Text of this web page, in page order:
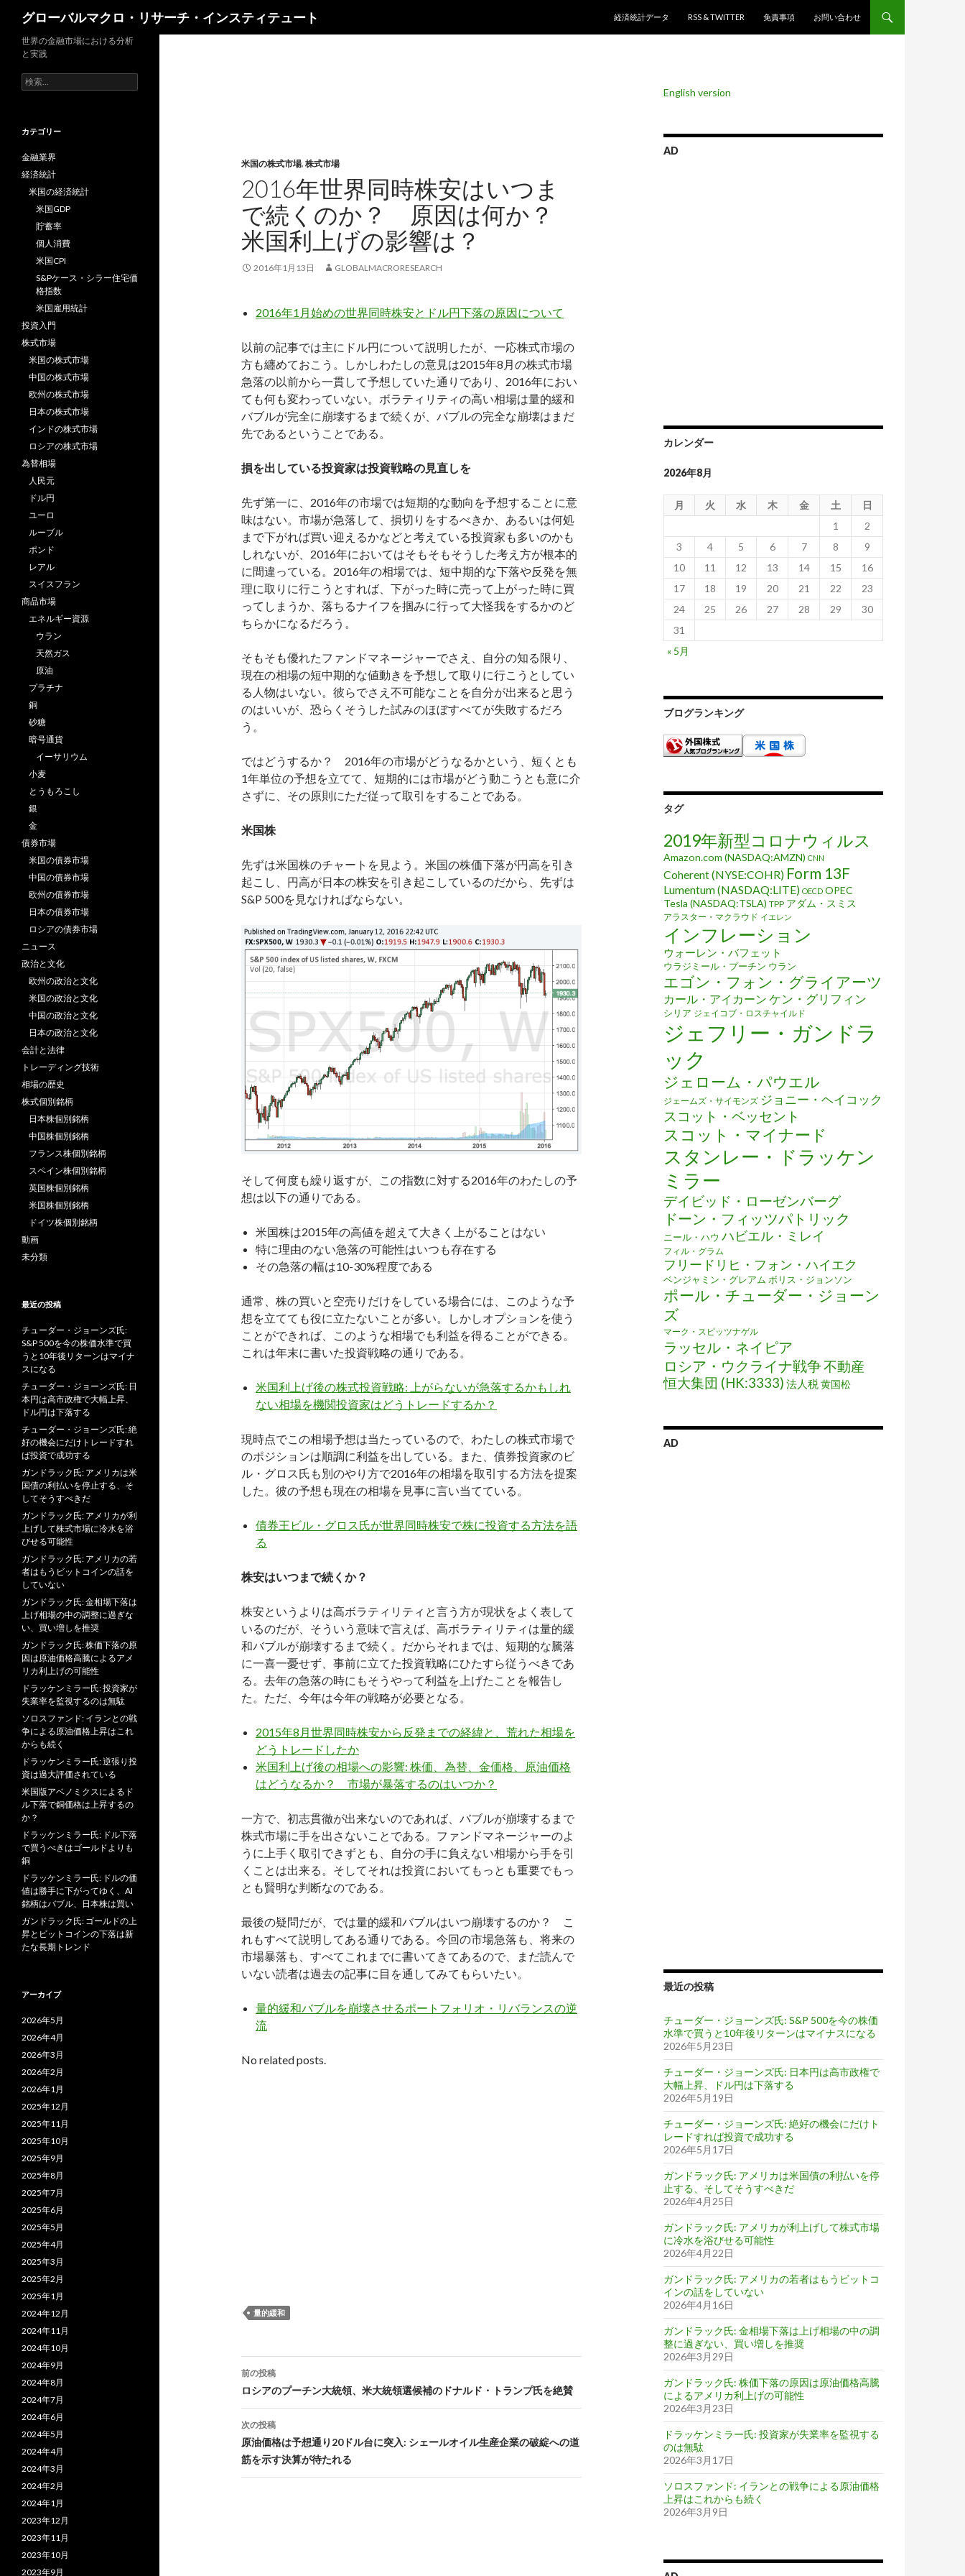
グローバルマクロ・リサーチ・インスティテュート
経済統計データ
RSS & TWITTER 免責事項 お問い合わせ
米国の株式市場, 株式市場
2016年世界同時株安はいつま
で続くのか？ 原因は何か？
米国利上げの影響は？
2016年1月13日 GLOBALMACRORESEARCH
2016年1月始めの世界同時株安とドル円下落の原因について
以前の記事では主にドル円について説明したが、一応株式市場の
方も纏めておこう。しかしわたしの意見は2015年8月の株式市場
急落の以前から一貫して予想していた通りであり、2016年におい
ても何も変わっていない。ボラティリティの高い相場は量的緩和
バブルが完全に崩壊するまで続くが、バブルの完全な崩壊はまだ
先であるということである。
損を出している投資家は投資戦略の見直しを
先ず第一に、2016年の市場では短期的な動向を予想することに意
味はない。市場が急落して、損切りをするべきか、あるいは何処
まで下がれば買い迎えるかなどと考えている投資家も多いのかも
しれないが、2016年においてはそもそもそうした考え方が根本的
に間違っている。2016年の相場では、短中期的な下落や反発を無
理に取りに行こうとすれば、下がった時に売って上がった時に買
ってしまうか、落ちるナイフを掴みに行って大怪我をするかのど
ちらかになるだろう。
そもそも優れたファンドマネージャーでさえ、自分の知る限り、
現在の相場の短中期的な値動きを予想して取りに行こうとしてい
る人物はいない。彼らでさえ不可能なことを自分が出来ると思う
のはいいが、恐らくそうした試みのほぼすべてが失敗するだろ
う。
ではどうするか？ 2016年の市場がどうなるかという、短くとも
1年単位の予想を立てて、短期的には市場がどう動こうとも意に介
さずに、その原則にただ従って取引をすることである。
米国株
先ずは米国株のチャートを見よう。米国の株価下落が円高を引き
起こし、円高が日本の株安を引き起こしているのだから、先ずは
S&P 500を見なければならない。
そして何度も繰り返すが、この指数に対する2016年のわたしの予
想は以下の通りである。
米国株は2015年の高値を超えて大きく上がることはない
特に理由のない急落の可能性はいつも存在する
その急落の幅は10-30%程度である
通常、株の買いと空売りだけをしている場合には、このような予
想を立てても役に立たないことが多い。しかしオプションを使う
ことができれば、このような相場でも利益を得ることができる。
これは年末に書いた投資戦略の通りである。
米国利上げ後の株式投資戦略: 上がらないが急落するかもしれ
ない相場を機関投資家はどうトレードするか？
現時点でこの相場予想は当たっているので、わたしの株式市場で
のポジションは順調に利益を出している。また、債券投資家のビ
ル・グロス氏も別のやり方で2016年の相場を取引する方法を提案
した。彼の予想も現在の相場を見事に言い当てている。
債券王ビル・グロス氏が世界同時株安で株に投資する方法を語
る
株安はいつまで続くか？
株安というよりは高ボラティリティと言う方が現状をよく表して
いるのだが、そういう意味で言えば、高ボラティリティは量的緩
和バブルが崩壊するまで続く。だからそれまでは、短期的な騰落
に一喜一憂せず、事前に立てた投資戦略にひたすら従うべきであ
る。去年の急落の時にもそうやって利益を上げたことを報告し
た。ただ、今年は今年の戦略が必要となる。
2015年8月世界同時株安から反発までの経緯と、荒れた相場を
どうトレードしたか
米国利上げ後の相場への影響: 株価、為替、金価格、原油価格
はどうなるか？ 市場が暴落するのはいつか？
一方で、初志貫徹が出来ないのであれば、バブルが崩壊するまで
株式市場に手を出さないことである。ファンドマネージャーのよ
うに上手く取引できずとも、自分の手に負えない相場から手を引
くことは出来る。そしてそれは投資においてもっとも重要でもっ
とも賢明な判断なのである。
最後の疑問だが、では量的緩和バブルはいつ崩壊するのか？ こ
れもすべて説明してある通りである。今回の市場急落も、将来の
市場暴落も、すべてこれまでに書いてきてあるので、まだ読んで
いない読者は過去の記事に目を通してみてもらいたい。
量的緩和バブルを崩壊させるポートフォリオ・リバランスの逆
流
No related posts.
量的緩和
投
稿
ナ
ビ
ゲ
前の投稿
ロシアのプーチン大統領、米大統領選候補のドナルド・トランプ氏を絶賛
次の投稿
原油価格は予想通り20ドル台に突入: シェールオイル生産企業の破綻への道
筋を示す決算が待たれる
English version
AD
カレンダー
2026年8月
月 火 水 木 金 土
日
1
2
3
4 5 6 7 8
9
10
11 12 13 14 15
16
17
18 19 20 21 22
23
24
25 26 27 28 29
30
31
« 5月
ブログランキング
タグ
2019年新型コロナウィルス
Amazon.com (NASDAQ:AMZN) CNN
Coherent (NYSE:COHR) Form 13F
Lumentum (NASDAQ:LITE) OECD OPEC
Tesla (NASDAQ:TSLA) TPP アダム・スミス
アラスター・マクラウド イエレン
インフレーション
ウォーレン・バフェット
ウラジミール・プーチン ウラン
エゴン・フォン・グライアーツ
カール・アイカーン ケン・グリフィン
シリア ジェイコブ・ロスチャイルド
ジェフリー・ガンドラ
ック
ジェローム・パウエル
ジェームズ・サイモンズ ジョニー・ヘイコック
スコット・ベッセント
スコット・マイナード
スタンレー・ドラッケン
ミラー
デイビッド・ローゼンバーグ
ドーン・フィッツパトリック
ニール・ハウ ハビエル・ミレイ
フィル・グラム
フリードリヒ・フォン・ハイエク
ベンジャミン・グレアム ボリス・ジョンソン
ポール・チューダー・ジョーン
ズ
マーク・スピッツナゲル
ラッセル・ネイピア
ロシア・ウクライナ戦争不動産
恒大集団 (HK:3333) 法人税黄国松
AD
最近の投稿
チューダー・ジョーンズ氏: S&P 500を今の株価
水準で買うと10年後リターンはマイナスになる
2026年5月23日
チューダー・ジョーンズ氏: 日本円は高市政権で
大幅上昇、ドル円は下落する
2026年5月19日
チューダー・ジョーンズ氏: 絶好の機会にだけト
レードすれば投資で成功する
2026年5月17日
ガンドラック氏: アメリカは米国債の利払いを停
止する、そしてそうすべきだ
2026年4月25日
ガンドラック氏: アメリカが利上げして株式市場
に冷水を浴びせる可能性
2026年4月22日
ガンドラック氏: アメリカの若者はもうビットコ
インの話をしていない
2026年4月16日
ガンドラック氏: 金相場下落は上げ相場の中の調
整に過ぎない、買い増しを推奨
2026年3月29日
ガンドラック氏: 株価下落の原因は原油価格高騰
によるアメリカ利上げの可能性
2026年3月23日
ドラッケンミラー氏: 投資家が失業率を監視する
のは無駄
2026年3月17日
ソロスファンド: イランとの戦争による原油価格
上昇はこれからも続く
2026年3月9日
世界の金融市場における分析
と実践
検
索:
カテゴリー
金融業界
経済統計
米国の経済統計
米国GDP
貯蓄率
個人消費
米国CPI
S&Pケース・シラー住宅価
格指数
米国雇用統計
投資入門
株式市場
米国の株式市場
中国の株式市場
欧州の株式市場
日本の株式市場
インドの株式市場
ロシアの株式市場
為替相場
人民元
ドル円
ユーロ
ルーブル
ポンド
レアル
スイスフラン
商品市場
エネルギー資源
ウラン
天然ガス
原油
プラチナ
銅
砂糖
暗号通貨
イーサリウム
小麦
とうもろこし
銀
金
債券市場
米国の債券市場
中国の債券市場
欧州の債券市場
日本の債券市場
ロシアの債券市場
ニュース
政治と文化
欧州の政治と文化
米国の政治と文化
中国の政治と文化
日本の政治と文化
会計と法律
トレーディング技術
相場の歴史
株式個別銘柄
日本株個別銘柄
中国株個別銘柄
フランス株個別銘柄
スペイン株個別銘柄
英国株個別銘柄
米国株個別銘柄
ドイツ株個別銘柄
動画
未分類
最近の投稿
チューダー・ジョーンズ氏:
S&P 500を今の株価水準で買
うと10年後リターンはマイナ
スになる
チューダー・ジョーンズ氏: 日
本円は高市政権で大幅上昇、
ドル円は下落する
チューダー・ジョーンズ氏: 絶
好の機会にだけトレードすれ
ば投資で成功する
ガンドラック氏: アメリカは米
国債の利払いを停止する、そ
してそうすべきだ
ガンドラック氏: アメリカが利
上げして株式市場に冷水を浴
びせる可能性
ガンドラック氏: アメリカの若
者はもうビットコインの話を
していない
ガンドラック氏: 金相場下落は
上げ相場の中の調整に過ぎな
い、買い増しを推奨
ガンドラック氏: 株価下落の原
因は原油価格高騰によるアメ
リカ利上げの可能性
ドラッケンミラー氏: 投資家が
失業率を監視するのは無駄
ソロスファンド: イランとの戦
争による原油価格上昇はこれ
からも続く
ドラッケンミラー氏: 逆張り投
資は過大評価されている
米国版アベノミクスによるド
ル下落で銅価格は上昇するの
か？
ドラッケンミラー氏: ドル下落
で買うべきはゴールドよりも
銅
ドラッケンミラー氏: ドルの価
値は勝手に下がってゆく、AI
銘柄はバブル、日本株は買い
ガンドラック氏: ゴールドの上
昇とビットコインの下落は新
たな長期トレンド
アーカイブ
2026年5月
2026年4月
2026年3月
2026年2月
2026年1月
2025年12月
2025年11月
2025年10月
2025年9月
2025年8月
2025年7月
2025年6月
2025年5月
2025年4月
2025年3月
2025年2月
2025年1月
2024年12月
2024年11月
2024年10月
2024年9月
2024年8月
2024年7月
2024年6月
2024年5月
2024年4月
2024年3月
2024年2月
2024年1月
2023年12月
2023年11月
2023年10月
2023年9月